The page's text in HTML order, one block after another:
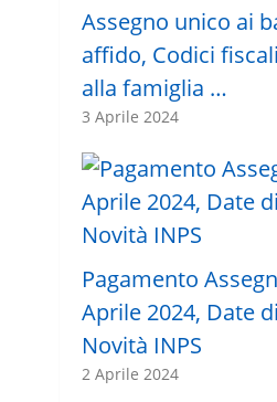
Assegno unico ai
affido, Codici
alla famiglia …
3 Aprile 2024
Pagamento
Aprile 2024, Date
Novità INPS
2 Aprile 2024